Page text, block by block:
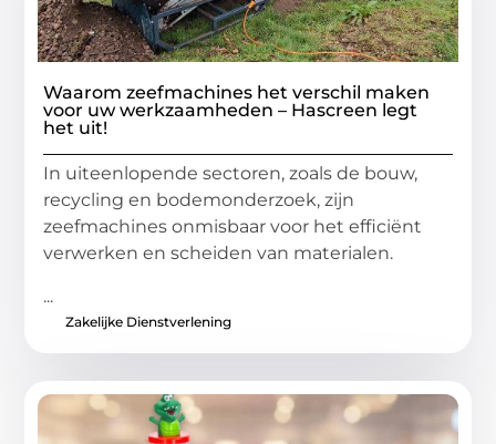
Waarom zeefmachines het verschil maken
voor uw werkzaamheden – Hascreen legt
het uit!
In uiteenlopende sectoren, zoals de bouw,
recycling en bodemonderzoek, zijn
zeefmachines onmisbaar voor het efficiënt
verwerken en scheiden van materialen.
...
Zakelijke Dienstverlening